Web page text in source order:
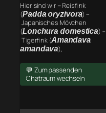
Hier sind wir – Reisfink
(Padda oryzivora) –
Japanisches Mövchen
(Lonchura domestica) –
Tigerfink (Amandava
amandava),
💬 Zum passenden
Chatraum wechseln